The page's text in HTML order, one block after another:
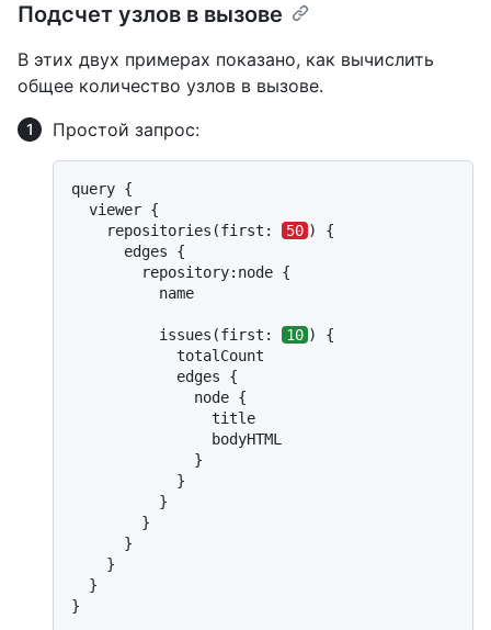
Подсчет узлов в вызове
В этих двух примерах показано, как вычислить
общее количество узлов в вызове.
Простой запрос:
query {
  viewer {
    repositories(first:
50 ) {
      edges {
        repository:node {
          name
          issues(first:
10 ) {
            totalCount
            edges {
              node {
                title
                bodyHTML
              }
            }
          }
        }
      }
    }
  }
}